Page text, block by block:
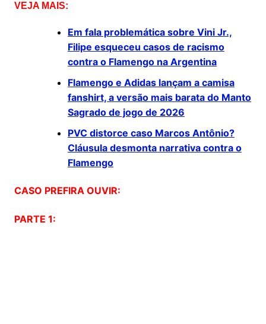
VEJA MAIS:
Em fala problemática sobre Vini Jr.,
Filipe esqueceu casos de racismo
contra o Flamengo na Argentina
Flamengo e Adidas lançam a camisa
fanshirt, a versão mais barata do Manto
Sagrado de jogo de 2026
PVC distorce caso Marcos Antônio?
Cláusula desmonta narrativa contra o
Flamengo
CASO PREFIRA OUVIR:
PARTE 1: